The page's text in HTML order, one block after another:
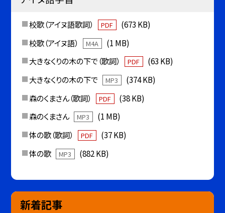
校歌（アイヌ語歌詞） PDF
(673 KB)
校歌（アイヌ語）
M4A
(1 MB)
大きなくりの木の下で（歌詞）
PDF
(63 KB)
大きなくりの木の下で
MP3
(374 KB)
森のくまさん（歌詞）
PDF
(38 KB)
森のくまさん
MP3
(1 MB)
体の歌（歌詞）
PDF
(37 KB)
体の歌
MP3 (882 KB)
新着記事